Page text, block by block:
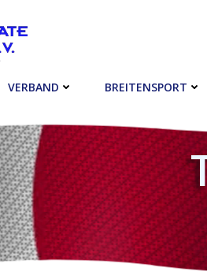
VERBAND BREITENSPORT